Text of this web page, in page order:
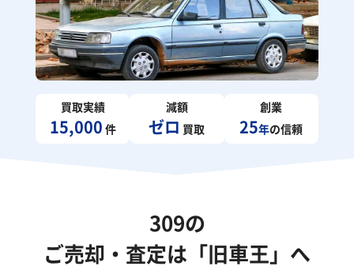
買取実績
15,000 件
減額
ゼロ 買取
創業
25年の信頼
309の
ご売却・査定は「旧車王」へ